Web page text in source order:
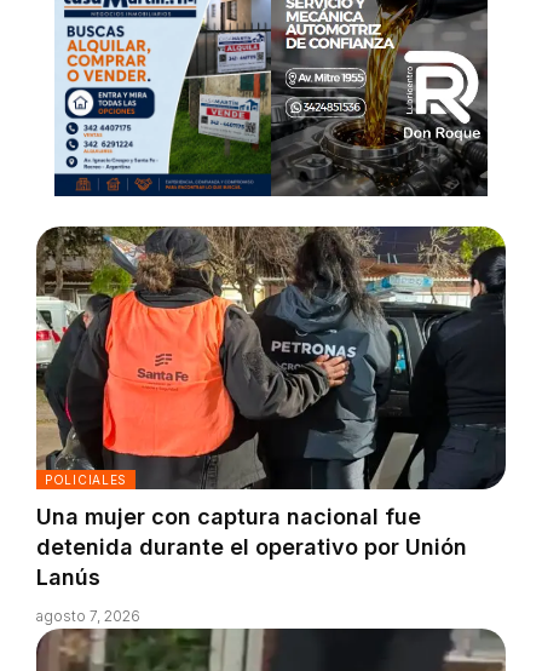
POLICIALES
Una mujer con captura nacional fue
detenida durante el operativo por Unión
Lanús
agosto 7, 2026